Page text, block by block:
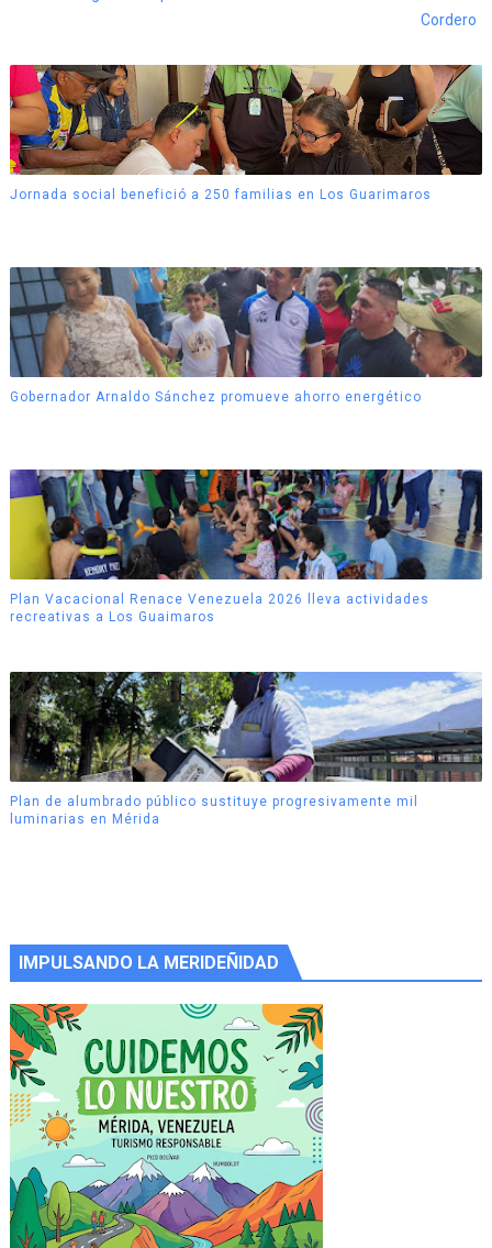
Cordero
Jornada social benefició a 250 familias en Los Guarimaros
Gobernador Arnaldo Sánchez promueve ahorro energético
Plan Vacacional Renace Venezuela 2026 lleva actividades
recreativas a Los Guaimaros
Plan de alumbrado público sustituye progresivamente mil
luminarias en Mérida
IMPULSANDO LA MERIDEÑIDAD